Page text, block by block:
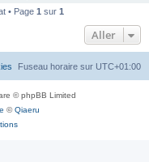
c
e
• Page 1 sur 1
Aller
Fuseau horaire sur UTC+01:00
© phpBB Limited
©Qiaeru